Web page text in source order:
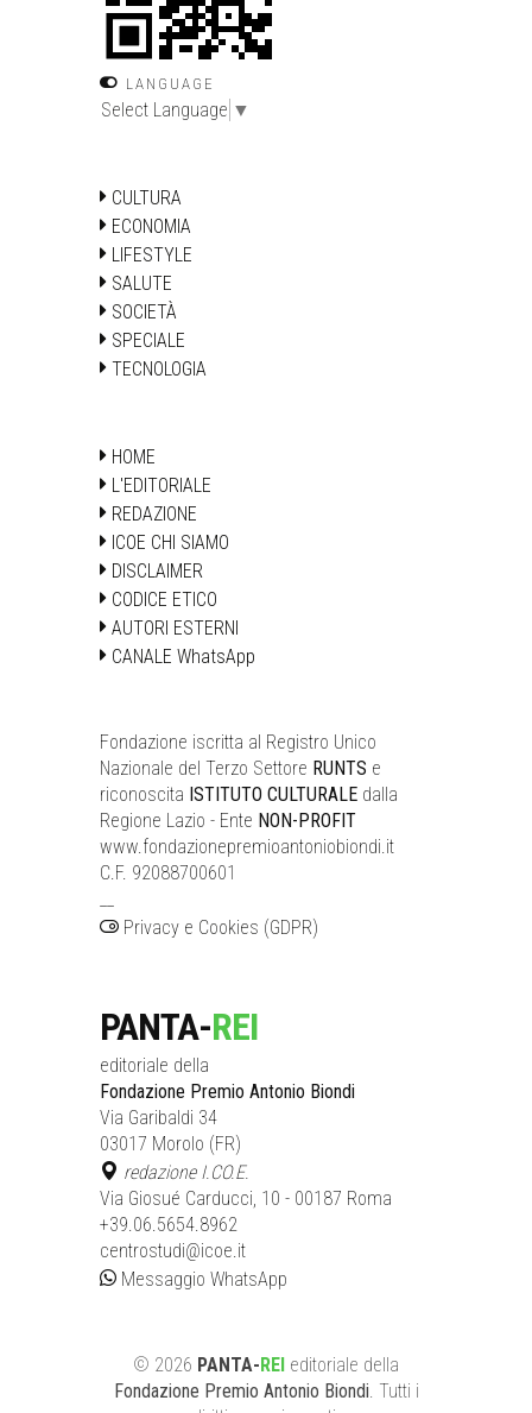
LANGUAGE
Select Language ▼
CULTURA
ECONOMIA
LIFESTYLE
SALUTE
SOCIETÀ
SPECIALE
TECNOLOGIA
HOME
L'EDITORIALE
REDAZIONE
ICOE CHI SIAMO
DISCLAIMER
CODICE ETICO
AUTORI ESTERNI
CANALE WhatsApp
Fondazione iscritta al Registro Unico
Nazionale del Terzo Settore RUNTS e
riconoscita ISTITUTO CULTURALE dalla
Regione Lazio - Ente NON-PROFIT
www.fondazionepremioantoniobiondi.it
C.F. 92088700601
Privacy e Cookies (GDPR)
PANTA-REI
editoriale della
Fondazione Premio Antonio Biondi
Via Garibaldi 34
03017 Morolo (FR)
redazione I.CO.E.
Via Giosué Carducci, 10 - 00187 Roma
+39.06.5654.8962
centrostudi@icoe.it
Messaggio WhatsApp
© 2026 PANTA-REI editoriale della
Fondazione Premio Antonio Biondi . Tutti i